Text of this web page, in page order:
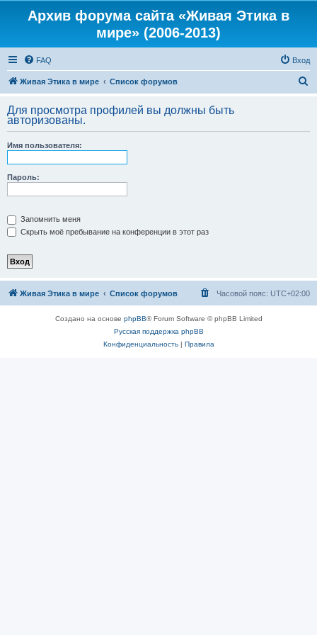
Архив форума сайта «Живая Этика в
мире» (2006-2013)
FAQ Вход
Живая Этика в мире Список форумов
с
Для просмотра профилей вы должны быть
авторизованы.
Имя пользователя:
Пароль:
Запомнить меня
Скрыть моё пребывание на конференции в этот раз
Живая Этика в мире Список форумов Часовой пояс: UTC+02:00
Создано на основе phpBB® Forum Software © phpBB Limited
Русская поддержка phpBB
Конфиденциальность| Правила